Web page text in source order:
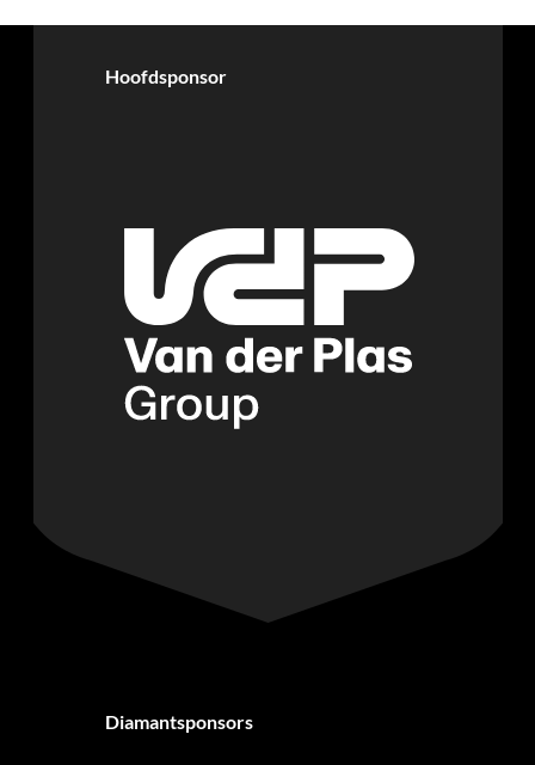
Hoofdsponsor
Diamantsponsors